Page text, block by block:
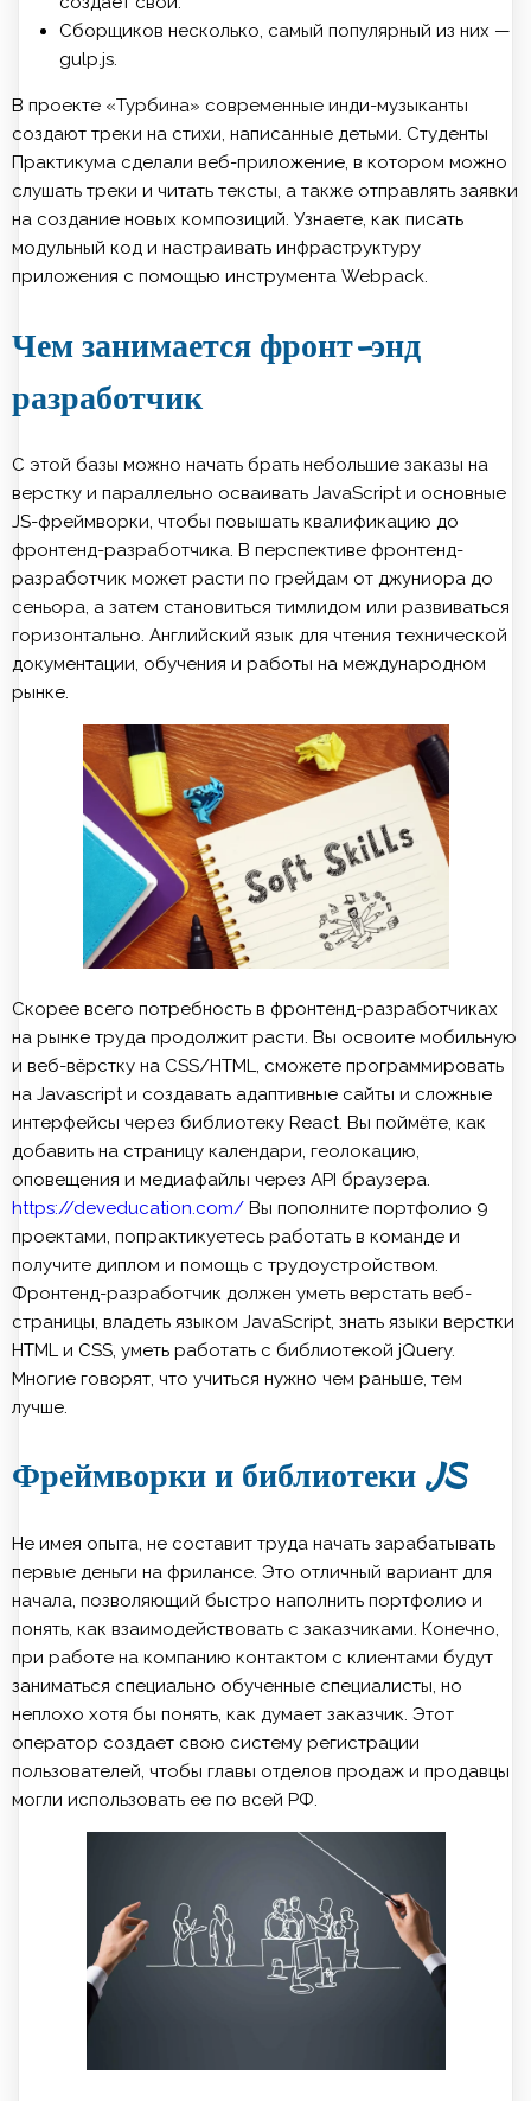
Сборщиков несколько, самый популярный из них —
gulp.js.
В проекте «Турбина» современные инди-музыканты
создают треки на стихи, написанные детьми. Студенты
Практикума сделали веб-приложение, в котором можно
слушать треки и читать тексты, а также отправлять заявки
на создание новых композиций. Узнаете, как писать
модульный код и настраивать инфраструктуру
приложения с помощью инструмента Webpack.
Чем занимается фронт-энд
разработчик
С этой базы можно начать брать небольшие заказы на
верстку и параллельно осваивать JavaScript и основные
JS-фреймворки, чтобы повышать квалификацию до
фронтенд-разработчика. В перспективе фронтенд-
разработчик может расти по грейдам от джуниора до
сеньора, а затем становиться тимлидом или развиваться
горизонтально. Английский язык для чтения технической
документации, обучения и работы на международном
рынке.
Скорее всего потребность в фронтенд-разработчиках
на рынке труда продолжит расти. Вы освоите мобильную
и веб-вёрстку на CSS/HTML, сможете программировать
на Javascript и создавать адаптивные сайты и сложные
интерфейсы через библиотеку React. Вы поймёте, как
добавить на страницу календари, геолокацию,
оповещения и медиафайлы через API браузера.
https://deveducation.com/ Вы пополните портфолио 9
проектами, попрактикуетесь работать в команде и
получите диплом и помощь с трудоустройством.
Фронтенд-разработчик должен уметь верстать веб-
страницы, владеть языком JavaScript, знать языки верстки
HTML и CSS, уметь работать с библиотекой jQuery.
Многие говорят, что учиться нужно чем раньше, тем
лучше.
Фреймворки и библиотеки JS
Не имея опыта, не составит труда начать зарабатывать
первые деньги на фрилансе. Это отличный вариант для
начала, позволяющий быстро наполнить портфолио и
понять, как взаимодействовать с заказчиками. Конечно,
при работе на компанию контактом с клиентами будут
заниматься специально обученные специалисты, но
неплохо хотя бы понять, как думает заказчик. Этот
оператор создает свою систему регистрации
пользователей, чтобы главы отделов продаж и продавцы
могли использовать ее по всей РФ.